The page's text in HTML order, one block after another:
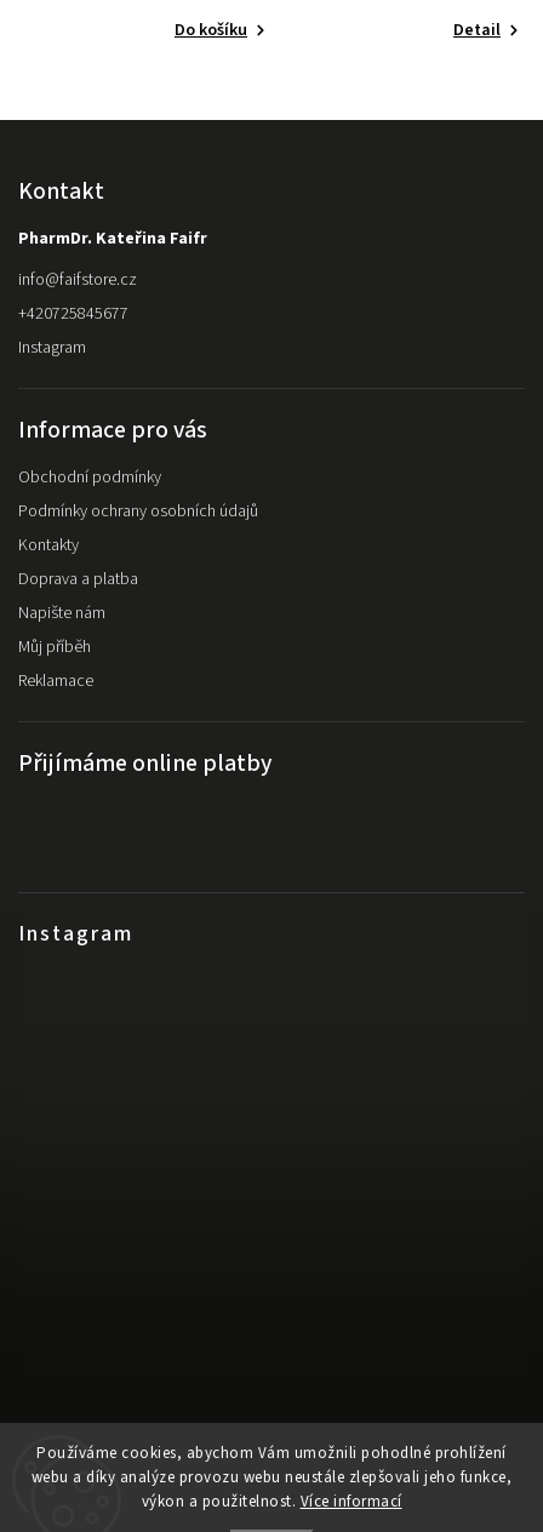
Používáme cookies, abychom Vám umožnili pohodlné prohlížení
webu a díky analýze provozu webu neustále zlepšovali jeho funkce,
výkon a použitelnost. Více informací
Do košíku
Detail
Instagram
Sledovat na Instagramu
Kontakt
PharmDr. Kateřina Faifr
info@faifstore.cz
+420725845677
Instagram
Informace pro vás
Obchodní podmínky
Podmínky ochrany osobních údajů
Kontakty
Doprava a platba
Napište nám
Můj příběh
Reklamace
Přijímáme online platby